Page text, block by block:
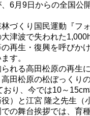
6月9日からの全国公
づくり国民運動『フ
津波で失われた
再生・復興を呼びか
す。
れる高田松原の再生
田松原の松ぼっくり
り、今では10～
）と江宮 隆之先生（
の舞台挨拶では、育